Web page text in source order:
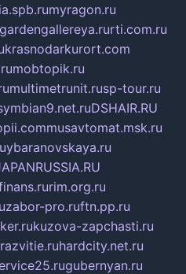
myragon.ru
gardengallereya.rurti.com.ru
krasnodarkurort.com
mobtopik.ru
multimetrunit.rusp-tour.ru
DSHAIR.RU
musavtomat.msk.ru
ybaranovskaya.ru
rim.org.ru
zabor-pro.ruftn.pp.ru
kuzova-zapchasti.ru
hardcity.net.ru
gubernyan.ru